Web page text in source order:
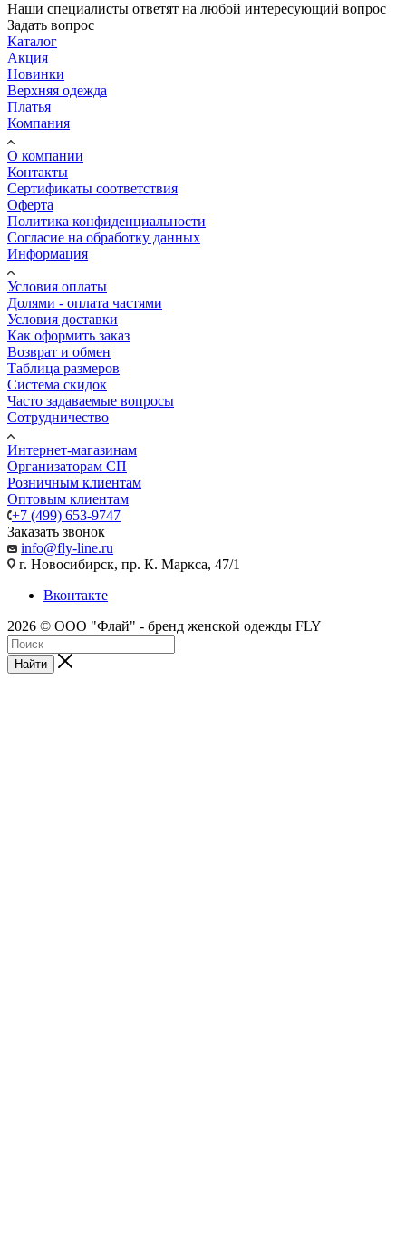
Наши специалисты ответят на любой интересующий вопрос
Задать вопрос
Каталог
Акция
Новинки
Верхняя одежда
Платья
Компания
О компании
Контакты
Сертификаты соответствия
Оферта
Политика конфиденциальности
Согласие на обработку данных
Информация
Условия оплаты
Долями - оплата частями
Условия доставки
Как оформить заказ
Возврат и обмен
Таблица размеров
Система скидок
Часто задаваемые вопросы
Сотрудничество
Интернет-магазинам
Организаторам СП
Розничным клиентам
Оптовым клиентам
+7 (499) 653-9747
Заказать звонок
info@fly-line.ru
г. Новосибирск, пр. К. Маркса, 47/1
Вконтакте
2026 © ООО "Флай" - бренд женской одежды FLY
Найти